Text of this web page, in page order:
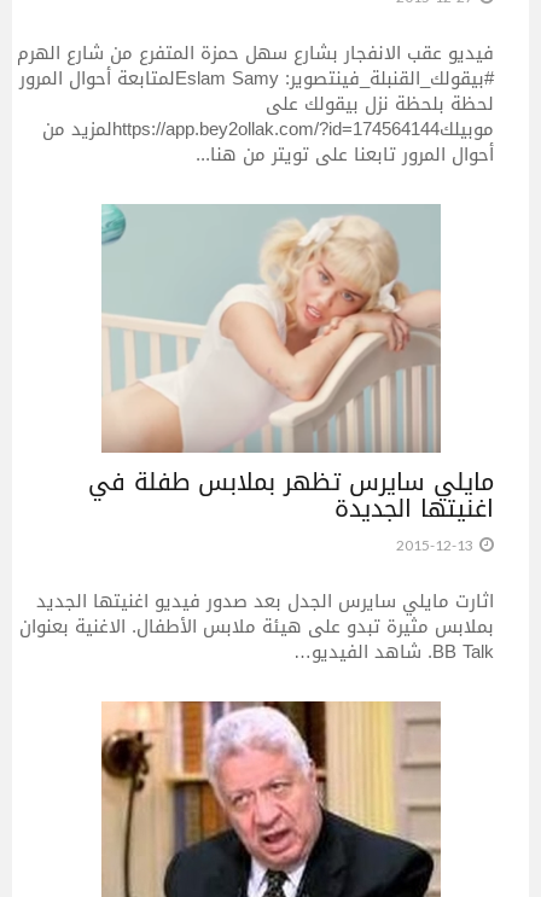
فيديو عقب الانفجار بشارع سهل حمزة المتفرع من شارع الهرم
#بيقولك_القنبلة_فينتصوير: Eslam Samyلمتابعة أحوال المرور
لحظة بلحظة نزل بيقولك على
موبيلكhttps://app.bey2ollak.com/?id=174564144لمزيد من
أحوال المرور تابعنا على تويتر من هنا...
مايلي سايرس تظهر بملابس طفلة في
اغنيتها الجديدة
2015-12-13
اثارت مايلي سايرس الجدل بعد صدور فيديو اغنيتها الجديد
بملابس مثيرة تبدو على هيئة ملابس الأطفال. الاغنية بعنوان
BB Talk. شاهد الفيديو…